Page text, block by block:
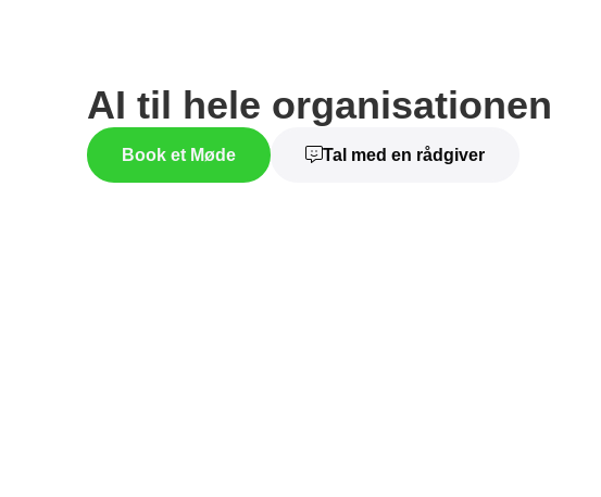
AI til hele organisationen
Book et Møde Tal med en rådgiver